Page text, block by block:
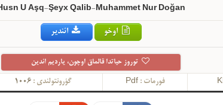
U Aşq-Şeyx Qalib-Muhammet Nur Doğan
اوخو ائندیر
توروز حیاتدا قالماق اوچون، یاردیم ائدین
فورمات :Pdf گؤرونتولندی : 1006